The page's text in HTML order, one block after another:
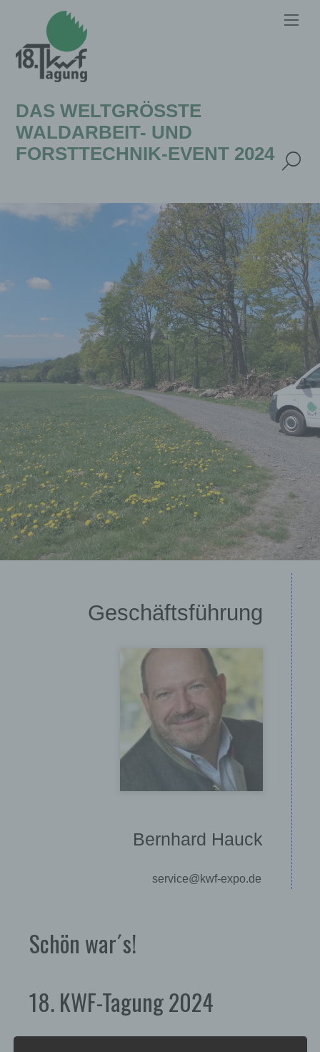
DAS WELTGRÖSSTE W
ALDARBEIT- UND F
ORSTTECHNIK-EVENT 2024
Geschäftsführung
Bernhard Hauck
service@kwf-expo.de
Schön war´s!
18. KWF-Tagung 2024